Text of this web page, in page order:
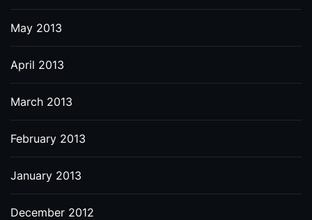
May 2013
April 2013
March 2013
February 2013
January 2013
December 2012